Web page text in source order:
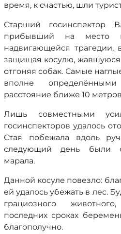
время, к счастью, шли
Старший госинспектор
прибывший на место
надвигающейся трагедии,
защищая косулю, жавшуюся
отгоняя собак. Самые
вполне
расстояние ближе 10
Лишь совместными
госинспекторов удалось
Стая побежала вдоль
следующий день были
марала.
Данной косуле повезло:
ей удалось убежать в лес.
грациозного
последних сроках
благополучно.